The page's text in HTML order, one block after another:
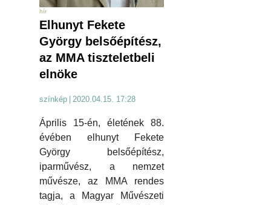
hír
Elhunyt Fekete
György belsőépítész,
az MMA tiszteletbeli
elnöke
színkép | 2020.04.15. 17:28
Április 15-én, életének 88.
évében elhunyt Fekete
György belsőépítész,
iparművész, a nemzet
művésze, az MMA rendes
tagja, a Magyar Művészeti